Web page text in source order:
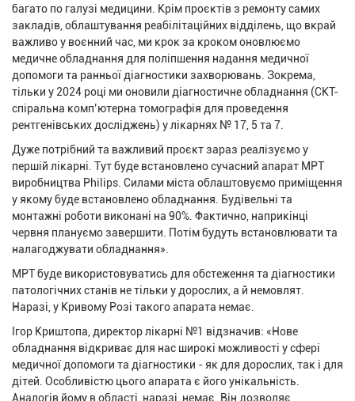
багато по галузі медицини. Крім проєктів з ремонту самих
закладів, облаштування реабілітаційних відділень, що вкрай
важливо у воєнний час, ми крок за кроком оновлюємо
медичне обладнання для поліпшення надання медичної
допомоги та ранньої діагностики захворювань. Зокрема,
тільки у 2024 році ми оновили діагностичне обладнання (СКТ-
спіральна комп’ютерна томографія для проведення
рентгенівських досліджень) у лікарнях № 17, 5 та 7.
Дуже потрібний та важливий проєкт зараз реалізуємо у
першій лікарні. Тут буде встановлено сучасний апарат МРТ
виробництва Philips. Силами міста облаштовуємо приміщення
у якому буде встановлено обладнання. Будівельні та
монтажні роботи виконані на 90%. Фактично, наприкінці
червня плануємо завершити. Потім будуть встановлювати та
налагоджувати обладнання».
МРТ буде використовуватись для обстеження та діагностики
патологічних станів не тільки у дорослих, а й немовлят.
Наразі, у Кривому Розі такого апарата немає.
Ігор Криштопа, директор лікарні №1 відзначив: «Нове
обладнання відкриває для нас широкі можливості у сфері
медичної допомоги та діагностики - як для дорослих, так і для
дітей. Особливістю цього апарата є його унікальність.
Аналогів йому в області, наразі, немає. Він дозволяє